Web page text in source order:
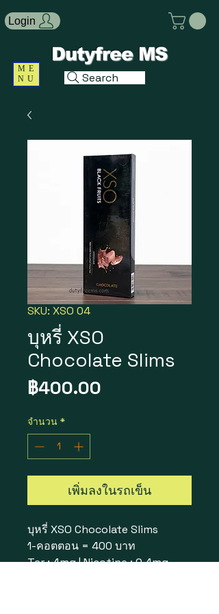
ME
NU
Search
Login
Dutyfree MS
SKU: XSO 04
บุหรี่ XSO
Chocolate Slims
฿400.00
จำนวน *
เพิ่มลงในรถเข็น
บุหรี่ XSO Chocolate Slims
1-คอตตอน = 400 บาท
Tar : 4mg | Nicotine : 0.4mg